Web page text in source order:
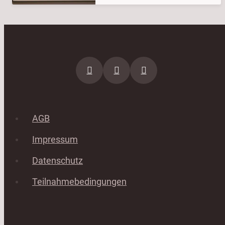
AGB
Impressum
Datenschutz
Teilnahmebedingungen